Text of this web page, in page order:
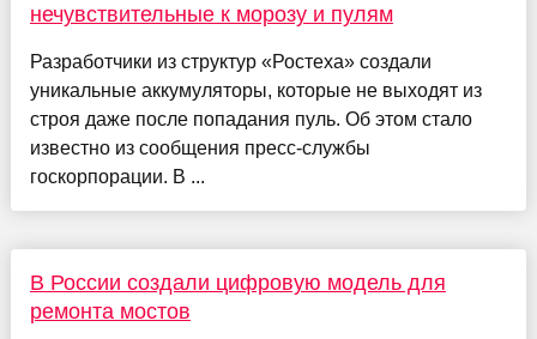
нечувствительные к морозу и пулям
Разработчики из структур «Ростеха» создали
уникальные аккумуляторы, которые не выходят из
строя даже после попадания пуль. Об этом стало
известно из сообщения пресс-службы
госкорпорации. В ...
В России создали цифровую модель для
ремонта мостов